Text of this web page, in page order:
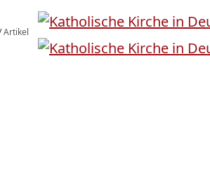
Artikel